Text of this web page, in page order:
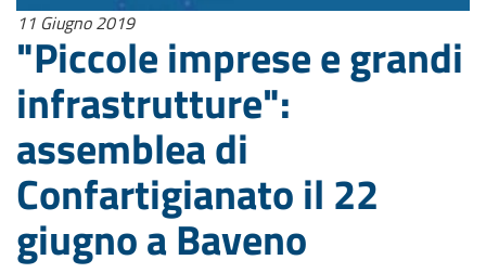
11 Giugno 2019
"Piccole imprese e grandi
infrastrutture":
assemblea di
Confartigianato il 22
giugno a Baveno